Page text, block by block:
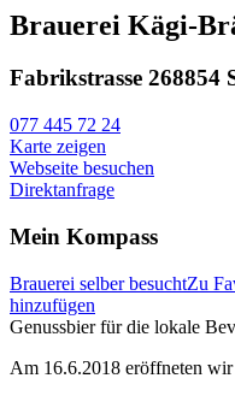
Brauerei Kägi-
Fabrikstrasse 268854
077 445 72 24
Karte zeigen
Webseite besuchen
Direktanfrage
Mein Kompass
Brauerei selber besuchtZu
hinzufügen
Genussbier für die lokale
Am 16.6.2018 eröffneten